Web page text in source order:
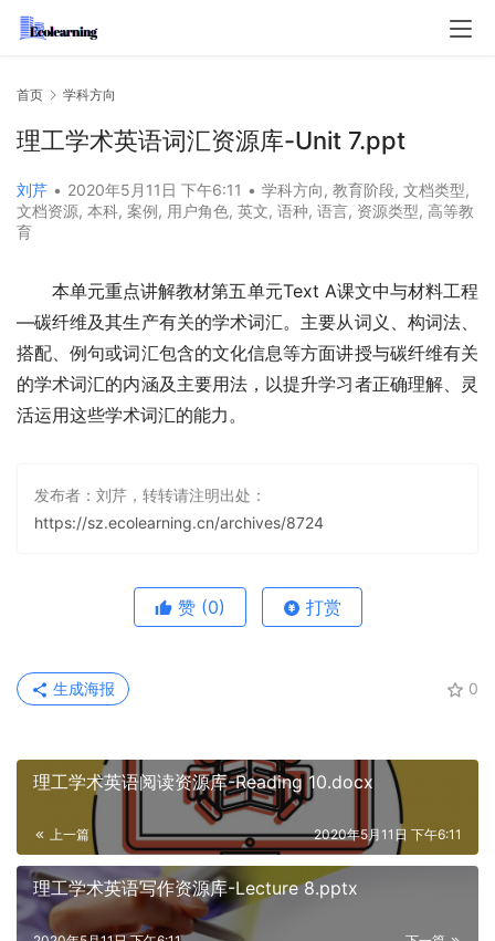
首页 学科方向
理工学术英语词汇资源库-Unit 7.ppt
刘芹 • 2020年5月11日 下午6:11 • 学科方向, 教育阶段, 文档类型,
文档资源, 本科, 案例, 用户角色, 英文, 语种, 语言, 资源类型, 高等教
育
本单元重点讲解教材第五单元Text A课文中与材料工程
—碳纤维及其生产有关的学术词汇。主要从词义、构词法、
搭配、例句或词汇包含的文化信息等方面讲授与碳纤维有关
的学术词汇的内涵及主要用法，以提升学习者正确理解、灵
活运用这些学术词汇的能力。
发布者：刘芹，转转请注明出处：
https://sz.ecolearning.cn/archives/8724
赞 (0) 打赏
0
生成海报
理工学术英语阅读资源库-Reading 10.docx
上一篇 2020年5月11日 下午6:11
理工学术英语写作资源库-Lecture 8.pptx